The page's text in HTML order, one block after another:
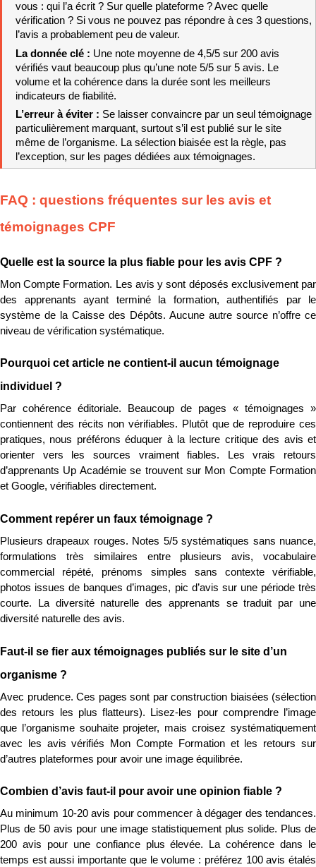
vous : qui l’a écrit ? Sur quelle plateforme ? Avec quelle
vérification ? Si vous ne pouvez pas répondre à ces 3 questions,
l’avis a probablement peu de valeur.
La donnée clé : Une note moyenne de 4,5/5 sur 200 avis
vérifiés vaut beaucoup plus qu’une note 5/5 sur 5 avis. Le
volume et la cohérence dans la durée sont les meilleurs
indicateurs de fiabilité.
L’erreur à éviter : Se laisser convaincre par un seul témoignage
particulièrement marquant, surtout s’il est publié sur le site
même de l’organisme. La sélection biaisée est la règle, pas
l’exception, sur les pages dédiées aux témoignages.
FAQ : questions fréquentes sur les avis et
témoignages CPF
Quelle est la source la plus fiable pour les avis CPF ?
Mon Compte Formation. Les avis y sont déposés exclusivement par
des apprenants ayant terminé la formation, authentifiés par le
système de la Caisse des Dépôts. Aucune autre source n’offre ce
niveau de vérification systématique.
Pourquoi cet article ne contient-il aucun témoignage
individuel ?
Par cohérence éditoriale. Beaucoup de pages « témoignages »
contiennent des récits non vérifiables. Plutôt que de reproduire ces
pratiques, nous préférons éduquer à la lecture critique des avis et
orienter vers les sources vraiment fiables. Les vrais retours
d’apprenants Up Académie se trouvent sur Mon Compte Formation
et Google, vérifiables directement.
Comment repérer un faux témoignage ?
Plusieurs drapeaux rouges. Notes 5/5 systématiques sans nuance,
formulations très similaires entre plusieurs avis, vocabulaire
commercial répété, prénoms simples sans contexte vérifiable,
photos issues de banques d’images, pic d’avis sur une période très
courte. La diversité naturelle des apprenants se traduit par une
diversité naturelle des avis.
Faut-il se fier aux témoignages publiés sur le site d’un
organisme ?
Avec prudence. Ces pages sont par construction biaisées (sélection
des retours les plus flatteurs). Lisez-les pour comprendre l’image
que l’organisme souhaite projeter, mais croisez systématiquement
avec les avis vérifiés Mon Compte Formation et les retours sur
d’autres plateformes pour avoir une image équilibrée.
Combien d’avis faut-il pour avoir une opinion fiable ?
Au minimum 10-20 avis pour commencer à dégager des tendances.
Plus de 50 avis pour une image statistiquement plus solide. Plus de
200 avis pour une confiance plus élevée. La cohérence dans le
temps est aussi importante que le volume : préférez 100 avis étalés